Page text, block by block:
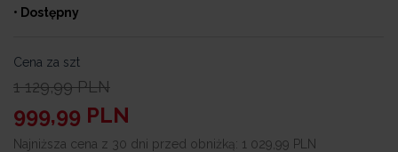
• Dostępny
Cena za szt
1 129,99 PLN
999,99 PLN
Najniższa cena z 30 dni przed obniżką: 1 029,99 PLN